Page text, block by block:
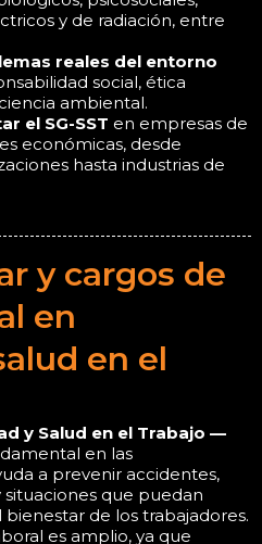
y de radiación, entre
reales del entorno
social, ética
ambiental.
el SG-SST en empresas de
económicas, desde
hasta industrias de
y cargos de
en
en el
y Salud en el Trabajo —
en las
a prevenir accidentes,
que puedan
bienestar de los trabajadores.
es amplio, ya que